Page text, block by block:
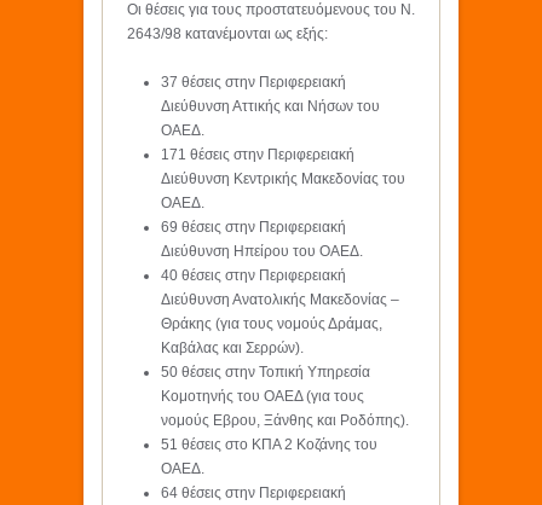
Οι θέσεις για τους προστατευόμενους του Ν.
2643/98 κατανέμονται ως εξής:
37 θέσεις στην Περιφερειακή
Διεύθυνση Αττικής και Νήσων του
ΟΑΕΔ.
171 θέσεις στην Περιφερειακή
Διεύθυνση Κεντρικής Μακεδονίας του
ΟΑΕΔ.
69 θέσεις στην Περιφερειακή
Διεύθυνση Ηπείρου του ΟΑΕΔ.
40 θέσεις στην Περιφερειακή
Διεύθυνση Ανατολικής Μακεδονίας –
Θράκης (για τους νομούς Δράμας,
Καβάλας και Σερρών).
50 θέσεις στην Τοπική Υπηρεσία
Κομοτηνής του ΟΑΕΔ (για τους
νομούς Εβρου, Ξάνθης και Ροδόπης).
51 θέσεις στο ΚΠΑ 2 Κοζάνης του
ΟΑΕΔ.
64 θέσεις στην Περιφερειακή